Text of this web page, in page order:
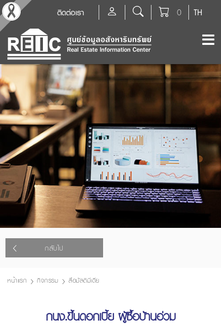
TH
0
ติดต่อเรา
กลับไป
หน้าแรก กิจกรรม สื่อมัลติมีเดีย
กนง.ขึ้นดอกเบี้ย ผู้ซื้อบ้านอ่วม